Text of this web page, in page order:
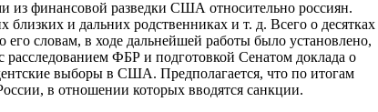
из финансовой разведки США относительно россиян.
и дальних родственниках и т. д. Всего о десятках
его словам, в ходе дальнейшей работы было установлено,
расследованием ФБР и подготовкой Сенатом доклада о
выборы в США. Предполагается, что по итогам
в отношении которых вводятся санкции.